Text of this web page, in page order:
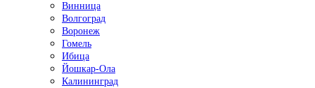
Винница
Волгоград
Воронеж
Гомель
Ибица
Йошкар-Ола
Калининград